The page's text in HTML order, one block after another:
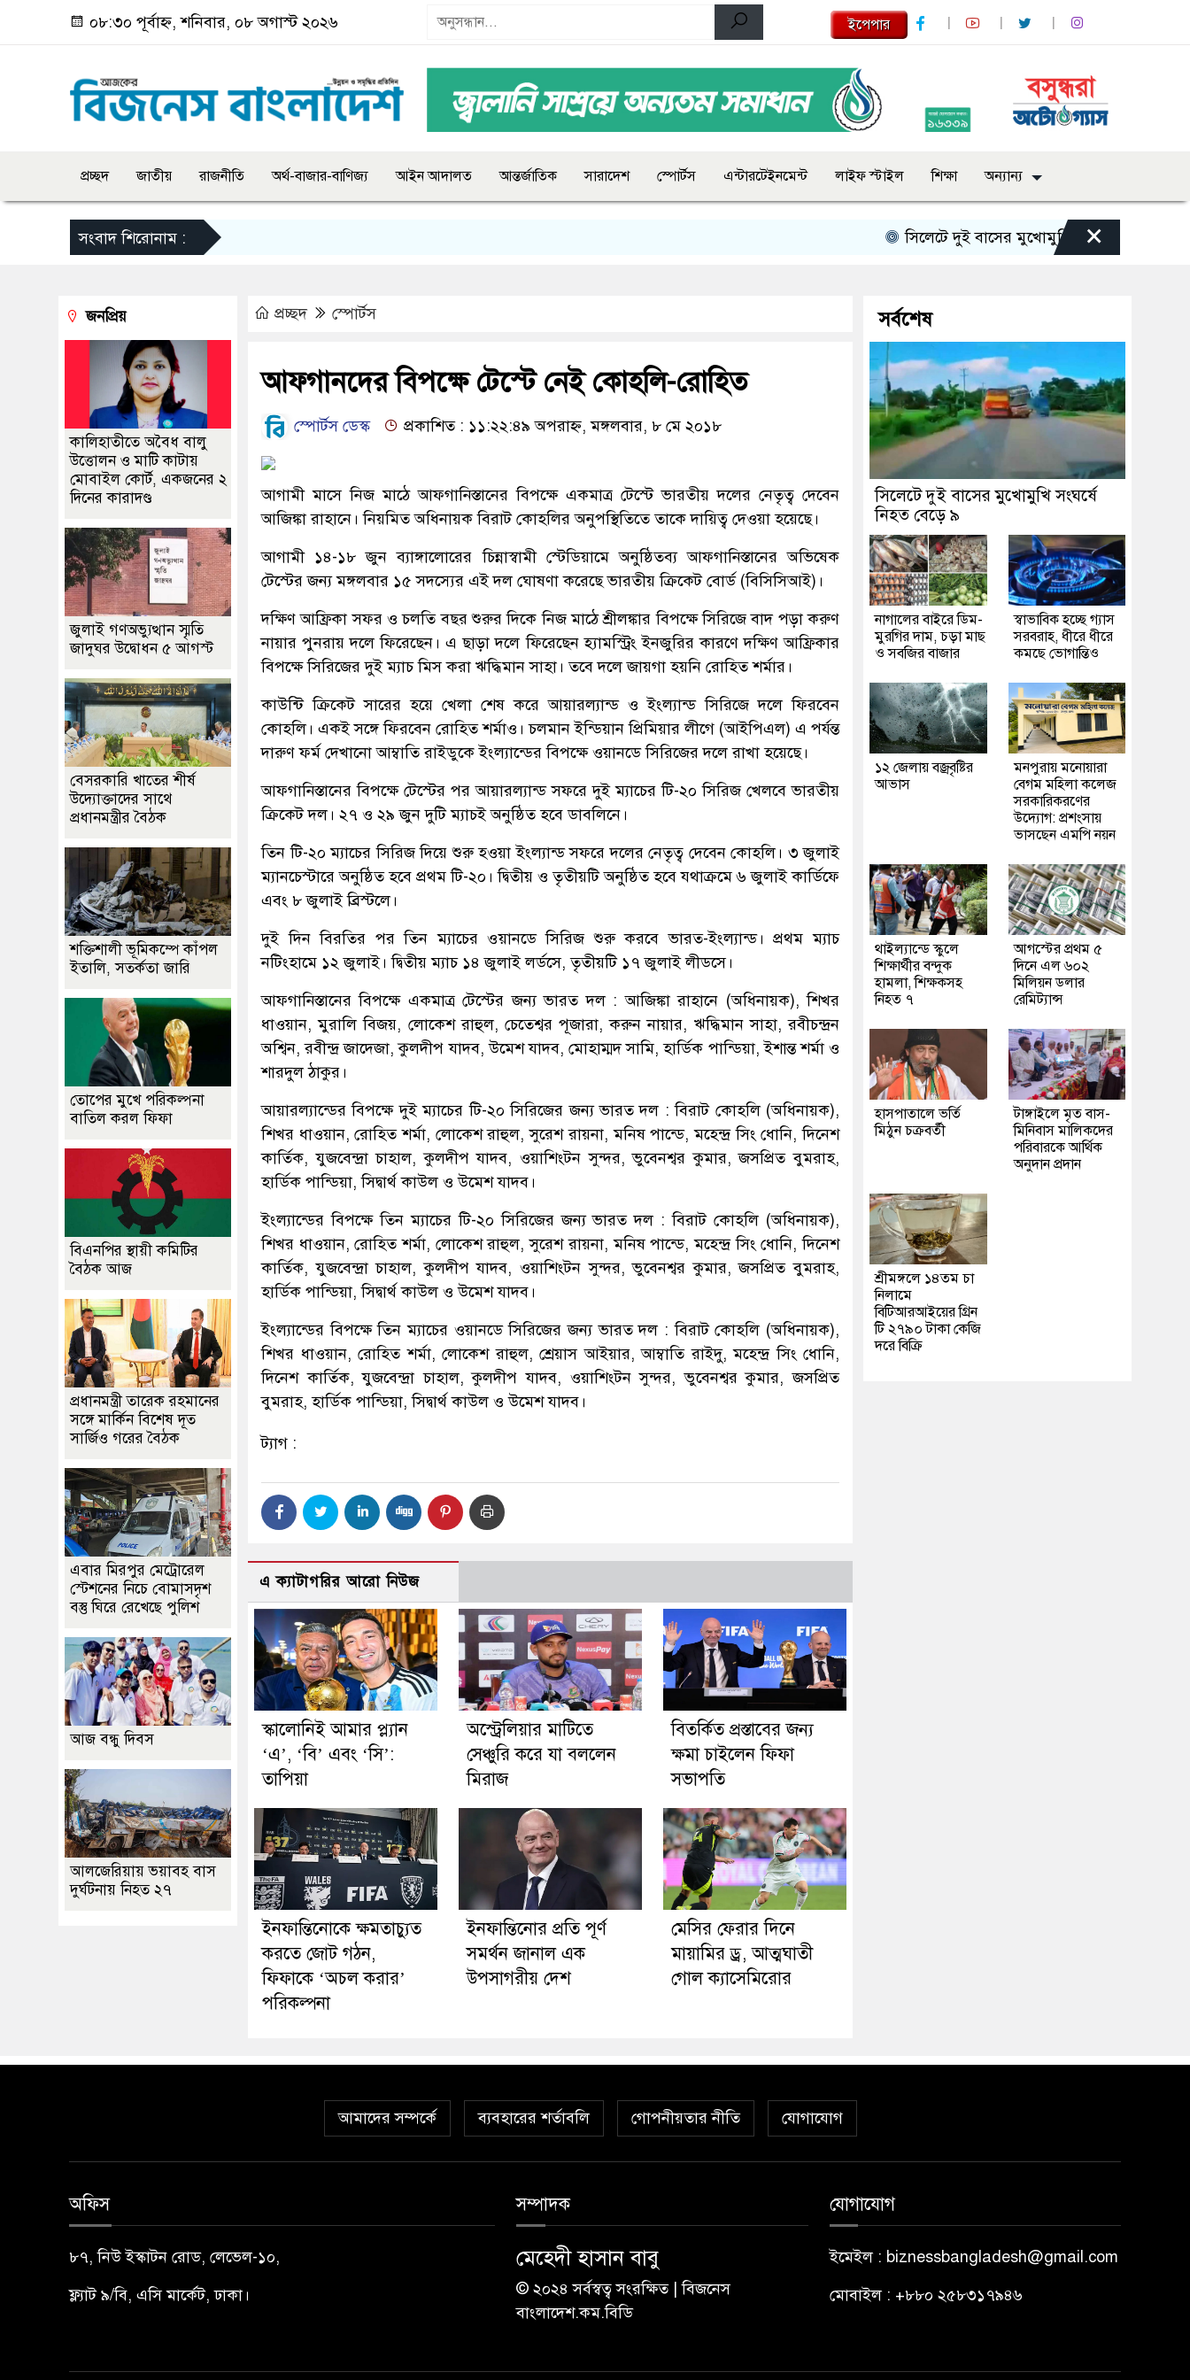
০৮:৩০ পূর্বাহ্ন, শনিবার, ০৮ অগাস্ট ২০২৬ ইপেপার
প্রচ্ছদ জাতীয় রাজনীতি অর্থ-বাজার-বাণিজ্য আইন আদালত আন্তর্জাতিক সারাদেশ স্পোর্টস এন্টারটেইনমেন্ট লাইফ স্টাইল শিক্ষা অন্যান্য
সংবাদ শিরোনাম : সিলেটে দুই বাসের মুখোমুখি সংঘর্ষে নিহত বেড়ে ৯
×
প্রচ্ছদ স্পোর্টস
আফগানদের বিপক্ষে টেস্টে নেই কোহলি-রোহিত
স্পোর্টস ডেস্ক প্রকাশিত : ১১:২২:৪৯ অপরাহ্ন, মঙ্গলবার, ৮ মে ২০১৮
আগামী মাসে নিজ মাঠে আফগানিস্তানের বিপক্ষে একমাত্র টেস্টে ভারতীয় দলের নেতৃত্ব দেবেন
আজিঙ্কা রাহানে। নিয়মিত অধিনায়ক বিরাট কোহলির অনুপস্থিতিতে তাকে দায়িত্ব দেওয়া হয়েছে।
আগামী ১৪-১৮ জুন ব্যাঙ্গালোরের চিন্নাস্বামী স্টেডিয়ামে অনুষ্ঠিতব্য আফগানিস্তানের অভিষেক
টেস্টের জন্য মঙ্গলবার ১৫ সদস্যের এই দল ঘোষণা করেছে ভারতীয় ক্রিকেট বোর্ড (বিসিসিআই)।
দক্ষিণ আফ্রিকা সফর ও চলতি বছর শুরুর দিকে নিজ মাঠে শ্রীলঙ্কার বিপক্ষে সিরিজে বাদ পড়া করুণ
নায়ার পুনরায় দলে ফিরেছেন। এ ছাড়া দলে ফিরেছেন হ্যামস্ট্রিং ইনজুরির কারণে দক্ষিণ আফ্রিকার
বিপক্ষে সিরিজের দুই ম্যাচ মিস করা ঋদ্ধিমান সাহা। তবে দলে জায়গা হয়নি রোহিত শর্মার।
কাউন্টি ক্রিকেট সারের হয়ে খেলা শেষ করে আয়ারল্যান্ড ও ইংল্যান্ড সিরিজে দলে ফিরবেন
কোহলি। একই সঙ্গে ফিরবেন রোহিত শর্মাও। চলমান ইন্ডিয়ান প্রিমিয়ার লীগে (আইপিএল) এ পর্যন্ত
দারুণ ফর্ম দেখানো আম্বাতি রাইডুকে ইংল্যান্ডের বিপক্ষে ওয়ানডে সিরিজের দলে রাখা হয়েছে।
আফগানিস্তানের বিপক্ষে টেস্টের পর আয়ারল্যান্ড সফরে দুই ম্যাচের টি-২০ সিরিজ খেলবে ভারতীয়
ক্রিকেট দল। ২৭ ও ২৯ জুন দুটি ম্যাচই অনুষ্ঠিত হবে ডাবলিনে।
তিন টি-২০ ম্যাচের সিরিজ দিয়ে শুরু হওয়া ইংল্যান্ড সফরে দলের নেতৃত্ব দেবেন কোহলি। ৩ জুলাই
ম্যানচেস্টারে অনুষ্ঠিত হবে প্রথম টি-২০। দ্বিতীয় ও তৃতীয়টি অনুষ্ঠিত হবে যথাক্রমে ৬ জুলাই কার্ডিফে
এবং ৮ জুলাই ব্রিস্টলে।
দুই দিন বিরতির পর তিন ম্যাচের ওয়ানডে সিরিজ শুরু করবে ভারত-ইংল্যান্ড। প্রথম ম্যাচ
নটিংহামে ১২ জুলাই। দ্বিতীয় ম্যাচ ১৪ জুলাই লর্ডসে, তৃতীয়টি ১৭ জুলাই লীডসে।
আফগানিস্তানের বিপক্ষে একমাত্র টেস্টের জন্য ভারত দল : আজিঙ্কা রাহানে (অধিনায়ক), শিখর
ধাওয়ান, মুরালি বিজয়, লোকেশ রাহুল, চেতেশ্বর পূজারা, করুন নায়ার, ঋদ্ধিমান সাহা, রবীচন্দ্রন
অশ্বিন, রবীন্দ্র জাদেজা, কুলদীপ যাদব, উমেশ যাদব, মোহাম্মদ সামি, হার্ডিক পান্ডিয়া, ইশান্ত শর্মা ও
শারদুল ঠাকুর।
আয়ারল্যান্ডের বিপক্ষে দুই ম্যাচের টি-২০ সিরিজের জন্য ভারত দল : বিরাট কোহলি (অধিনায়ক),
শিখর ধাওয়ান, রোহিত শর্মা, লোকেশ রাহুল, সুরেশ রায়না, মনিষ পান্ডে, মহেন্দ্র সিং ধোনি, দিনেশ
কার্তিক, যুজবেন্দ্রা চাহাল, কুলদীপ যাদব, ওয়াশিংটন সুন্দর, ভুবেনশ্বর কুমার, জসপ্রিত বুমরাহ,
হার্ডিক পান্ডিয়া, সিদ্বার্থ কাউল ও উমেশ যাদব।
ইংল্যান্ডের বিপক্ষে তিন ম্যাচের টি-২০ সিরিজের জন্য ভারত দল : বিরাট কোহলি (অধিনায়ক),
শিখর ধাওয়ান, রোহিত শর্মা, লোকেশ রাহুল, সুরেশ রায়না, মনিষ পান্ডে, মহেন্দ্র সিং ধোনি, দিনেশ
কার্তিক, যুজবেন্দ্রা চাহাল, কুলদীপ যাদব, ওয়াশিংটন সুন্দর, ভুবেনশ্বর কুমার, জসপ্রিত বুমরাহ,
হার্ডিক পান্ডিয়া, সিদ্বার্থ কাউল ও উমেশ যাদব।
ইংল্যান্ডের বিপক্ষে তিন ম্যাচের ওয়ানডে সিরিজের জন্য ভারত দল : বিরাট কোহলি (অধিনায়ক),
শিখর ধাওয়ান, রোহিত শর্মা, লোকেশ রাহুল, শ্রেয়াস আইয়ার, আম্বাতি রাইদু, মহেন্দ্র সিং ধোনি,
দিনেশ কার্তিক, যুজবেন্দ্রা চাহাল, কুলদীপ যাদব, ওয়াশিংটন সুন্দর, ভুবেনশ্বর কুমার, জসপ্রিত
বুমরাহ, হার্ডিক পান্ডিয়া, সিদ্বার্থ কাউল ও উমেশ যাদব।
ট্যাগ :
এ ক্যাটাগরির আরো নিউজ
স্কালোনিই আমার প্ল্যান
‘এ’, ‘বি’ এবং ‘সি’:
তাপিয়া
অস্ট্রেলিয়ার মাটিতে
সেঞ্চুরি করে যা বললেন
মিরাজ
বিতর্কিত প্রস্তাবের জন্য
ক্ষমা চাইলেন ফিফা
সভাপতি
ইনফান্তিনোকে ক্ষমতাচ্যুত
করতে জোট গঠন,
ফিফাকে ‘অচল করার’
পরিকল্পনা
ইনফান্তিনোর প্রতি পূর্ণ
সমর্থন জানাল এক
উপসাগরীয় দেশ
মেসির ফেরার দিনে
মায়ামির ড্র, আত্মঘাতী
গোল ক্যাসেমিরোর
জনপ্রিয়
কালিহাতীতে অবৈধ বালু
উত্তোলন ও মাটি কাটায়
মোবাইল কোর্ট, একজনের ২
দিনের কারাদণ্ড
জুলাই গণঅভ্যুত্থান স্মৃতি
জাদুঘর উদ্বোধন ৫ আগস্ট
বেসরকারি খাতের শীর্ষ
উদ্যোক্তাদের সাথে
প্রধানমন্ত্রীর বৈঠক
শক্তিশালী ভূমিকম্পে কাঁপল
ইতালি, সতর্কতা জারি
তোপের মুখে পরিকল্পনা
বাতিল করল ফিফা
বিএনপির স্থায়ী কমিটির
বৈঠক আজ
প্রধানমন্ত্রী তারেক রহমানের
সঙ্গে মার্কিন বিশেষ দূত
সার্জিও গরের বৈঠক
এবার মিরপুর মেট্রোরেল
স্টেশনের নিচে বোমাসদৃশ
বস্তু ঘিরে রেখেছে পুলিশ
আজ বন্ধু দিবস
আলজেরিয়ায় ভয়াবহ বাস
দুর্ঘটনায় নিহত ২৭
সর্বশেষ
সিলেটে দুই বাসের মুখোমুখি সংঘর্ষে
নিহত বেড়ে ৯
নাগালের বাইরে ডিম-
মুরগির দাম, চড়া মাছ
ও সবজির বাজার
স্বাভাবিক হচ্ছে গ্যাস
সরবরাহ, ধীরে ধীরে
কমছে ভোগান্তিও
১২ জেলায় বজ্রবৃষ্টির
আভাস
মনপুরায় মনোয়ারা
বেগম মহিলা কলেজ
সরকারিকরণের
উদ্যোগ: প্রশংসায়
ভাসছেন এমপি নয়ন
থাইল্যান্ডে স্কুলে
শিক্ষার্থীর বন্দুক
হামলা, শিক্ষকসহ
নিহত ৭
আগস্টের প্রথম ৫
দিনে এল ৬০২
মিলিয়ন ডলার
রেমিট্যান্স
হাসপাতালে ভর্তি
মিঠুন চক্রবর্তী
টাঙ্গাইলে মৃত বাস-
মিনিবাস মালিকদের
পরিবারকে আর্থিক
অনুদান প্রদান
শ্রীমঙ্গলে ১৪তম চা
নিলামে
বিটিআরআইয়ের গ্রিন
টি ২৭৯০ টাকা কেজি
দরে বিক্রি
আমাদের সম্পর্কে ব্যবহারের শর্তাবলি গোপনীয়তার নীতি যোগাযোগ
অফিস
৮৭, নিউ ইস্কাটন রোড, লেভেল-১০,
ফ্ল্যাট ৯/বি, এসি মার্কেট, ঢাকা।
সম্পাদক
মেহেদী হাসান বাবু
© ২০২৪ সর্বস্বত্ব সংরক্ষিত | বিজনেস
বাংলাদেশ.কম.বিডি
যোগাযোগ
ইমেইল : biznessbangladesh@gmail.com
মোবাইল : +৮৮০ ২৫৮৩১৭৯৪৬